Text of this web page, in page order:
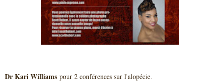
Dr Kari Williams pour 2 conférences sur l'alopécie.